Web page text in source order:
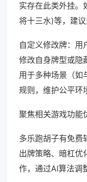
实存在此类外挂。
将十三水)等，建议
自定义修改牌：用
修改自身牌型或隐
用于多种场景（如
规则，维护公平环
聚焦相关游戏功能
多乐跑胡子有免费
出牌策略、暗杠优
作，通过AI算法调